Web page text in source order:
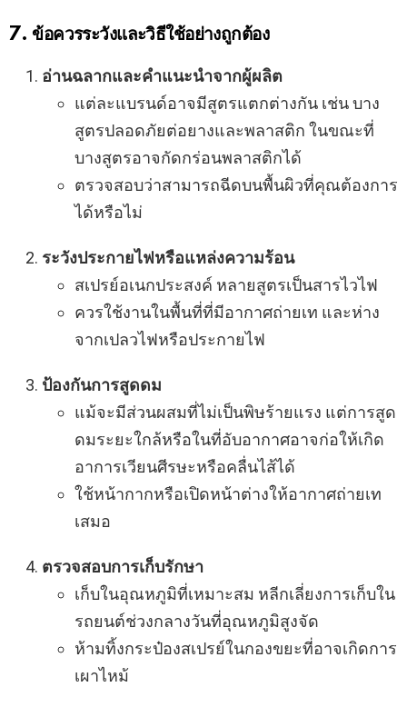
7. ข้อควรระวังและวิธีใช้อย่างถูกต้อง
อ่านฉลากและคำแนะนำจากผู้ผลิต
แต่ละแบรนด์อาจมีสูตรแตกต่างกัน เช่น บาง
สูตรปลอดภัยต่อยางและพลาสติก ในขณะที่
บางสูตรอาจกัดกร่อนพลาสติกได้
ตรวจสอบว่าสามารถฉีดบนพื้นผิวที่คุณต้องการ
ได้หรือไม่
ระวังประกายไฟหรือแหล่งความร้อน
สเปรย์อเนกประสงค์ หลายสูตรเป็นสารไวไฟ
ควรใช้งานในพื้นที่ที่มีอากาศถ่ายเท และห่าง
จากเปลวไฟหรือประกายไฟ
ป้องกันการสูดดม
แม้จะมีส่วนผสมที่ไม่เป็นพิษร้ายแรง แต่การสูด
ดมระยะใกล้หรือในที่อับอากาศอาจก่อให้เกิด
อาการเวียนศีรษะหรือคลื่นไส้ได้
ใช้หน้ากากหรือเปิดหน้าต่างให้อากาศถ่ายเท
เสมอ
ตรวจสอบการเก็บรักษา
เก็บในอุณหภูมิที่เหมาะสม หลีกเลี่ยงการเก็บใน
รถยนต์ช่วงกลางวันที่อุณหภูมิสูงจัด
ห้ามทิ้งกระป๋องสเปรย์ในกองขยะที่อาจเกิดการ
เผาไหม้